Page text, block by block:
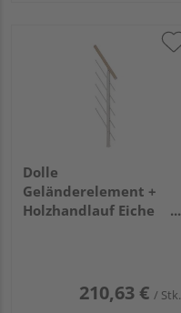
Dolle
Geländerelement +
Holzhandlauf Eiche
210,63 € / Stk.